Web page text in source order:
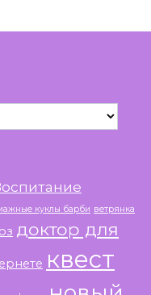
куклы барби ветрянка
доктор для
квест